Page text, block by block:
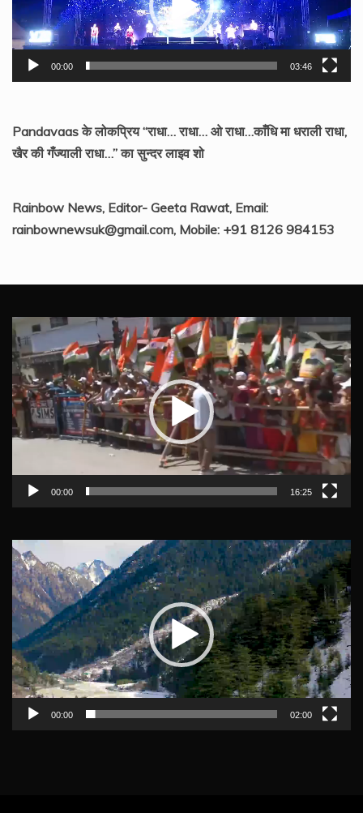
00:00 03:46
Pandavaas के लोकप्रिय “राधा… राधा… ओ राधा…काँधि मा धराली राधा,
खैर की गँज्याली राधा…” का सुन्दर लाइव शो
Rainbow News, Editor- Geeta Rawat, Email:
rainbownewsuk@gmail.com, Mobile: +91 8126 984153
Video
Player
00:00 16:25
Video
Player
00:00 02:00